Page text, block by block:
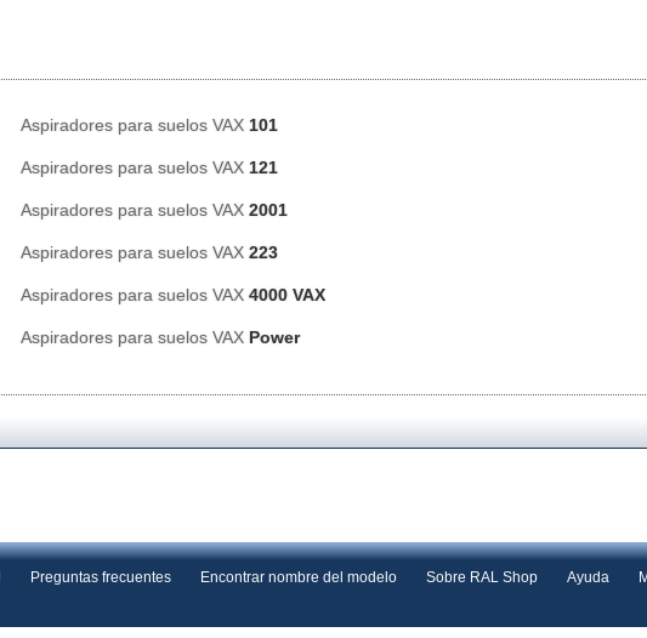
Aspiradores para suelos VAX 101
Aspiradores para suelos VAX 121
Aspiradores para suelos VAX 2001
Aspiradores para suelos VAX 223
Aspiradores para suelos VAX 4000 VAX
Aspiradores para suelos VAX Power
Preguntas frecuentes Encontrar nombre del modelo Sobre RAL Shop Ayuda